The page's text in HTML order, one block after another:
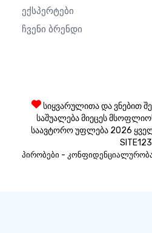
Ექსპერტები
Ჩვენი Ბრენდი
სიყვარულითა და ვნებით
საშუალება მიეცეს
საავტორო უფლება 2026
SITE123
პირობები -